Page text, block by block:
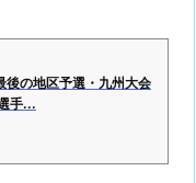
後の地区予選・九州大会
手...